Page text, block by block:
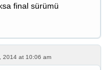
final sürümü
2014 at 10:06 am